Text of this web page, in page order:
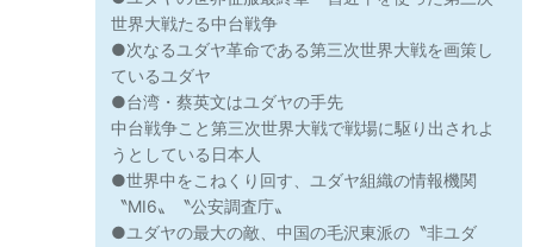
世界大戦たる中台戦争
●次なるユダヤ革命である第三次世界大戦を画策し
ているユダヤ
●台湾・蔡英文はユダヤの手先
中台戦争こと第三次世界大戦で戦場に駆り出されよ
うとしている日本人
●世界中をこねくり回す、ユダヤ組織の情報機関
〝MI6〟〝公安調査庁〟
●ユダヤの最大の敵、中国の毛沢東派の〝非ユダ